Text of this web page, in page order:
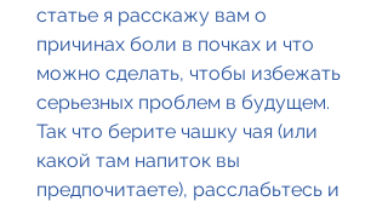
статье я расскажу вам о
причинах боли в почках и что
можно сделать, чтобы избежать
серьезных проблем в будущем.
Так что берите чашку чая (или
какой там напиток вы
предпочитаете), расслабьтесь и